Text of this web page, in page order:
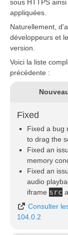
sous HTTPS
appliquées.
Naturellement,
développeurs et
version.
Voici la liste
précédente :
Fixed
Fixed a bug
to drag the
Fixed an
memory
Fixed an
audio
iframe src
Consulter
104.0.2